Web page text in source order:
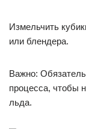
Измельчить
или блендера.
Важно:
процесса, чтобы
льда.